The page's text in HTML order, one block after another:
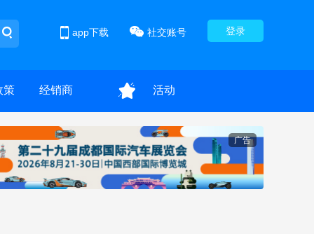
登录
社交账号
app下载
策 经销商 活动
广告